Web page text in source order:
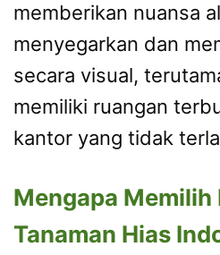
memberikan nuansa
menyegarkan dan
secara visual,
memiliki ruangan
kantor yang tidak
Mengapa Memilih
Tanaman Hias